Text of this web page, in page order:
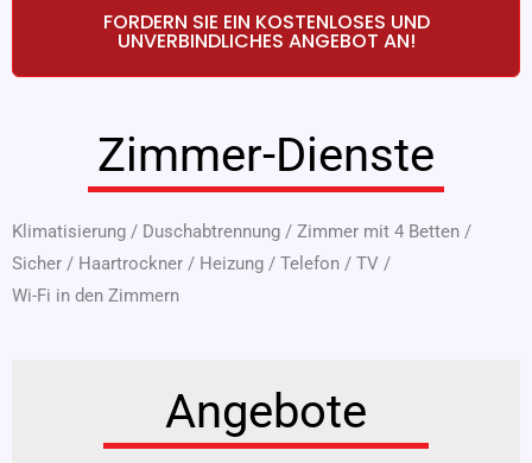
FORDERN SIE EIN KOSTENLOSES UND
UNVERBINDLICHES ANGEBOT AN!
Zimmer-Dienste
Klimatisierung / Duschabtrennung / Zimmer mit 4 Betten /
Sicher / Haartrockner / Heizung / Telefon / TV /
Wi-Fi in den Zimmern
Angebote